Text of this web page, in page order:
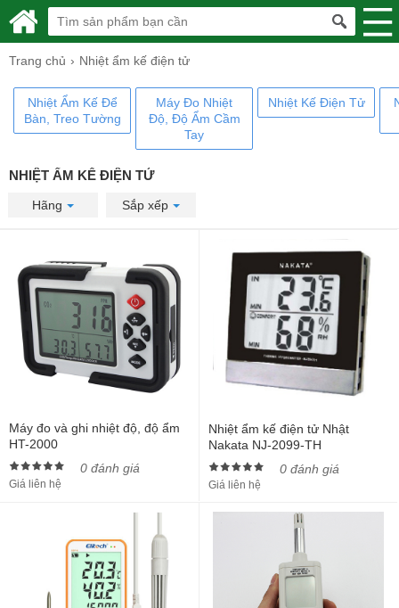
Trang chủ Nhiệt ẩm kế điện tử
Nhiệt Ẩm Kế Để
Bàn, Treo Tường
Máy Đo Nhiệt
Độ, Độ Ẩm Cầm
Tay
Nhiệt Kế Điện Tử
NHIỆT ẨM KẾ ĐIỆN TỬ
Hãng Sắp xếp
Máy đo và ghi nhiệt độ, độ ẩm
HT-2000
0 đánh giá
Giá liên hệ
Nhiệt ẩm kế điện tử Nhật
Nakata NJ-2099-TH
0 đánh giá
Giá liên hệ